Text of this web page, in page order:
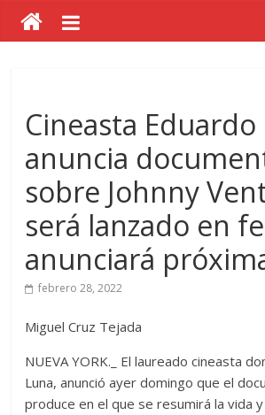
Cineasta Eduardo
anuncia
sobre Johnny
será lanzado en
anunciará
febrero 28, 2022
Miguel Cruz Tejada
NUEVA YORK.­_ El laureado cineasta
Luna, anunció ayer domingo que el
produce en el que se resumirá la vida